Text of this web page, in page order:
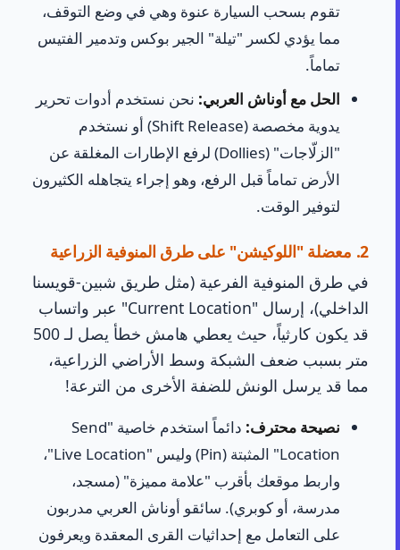
تقوم بسحب السيارة عنوة وهي في وضع التوقف،
مما يؤدي لكسر "تيلة" الجير بوكس وتدمير الفتيس
تماماً.
الحل مع أوناش العربي: نحن نستخدم أدوات تحرير
يدوية مخصصة (Shift Release) أو نستخدم
"الزلّاجات" (Dollies) لرفع الإطارات المغلقة عن
الأرض تماماً قبل الرفع، وهو إجراء يتجاهله الكثيرون
لتوفير الوقت.
2. معضلة "اللوكيشن" على طرق المنوفية الزراعية
في طرق المنوفية الفرعية (مثل طريق شبين-قويسنا
الداخلي)، إرسال "Current Location" عبر واتساب
قد يكون كارثياً، حيث يعطي هامش خطأ يصل لـ 500
متر بسبب ضعف الشبكة وسط الأراضي الزراعية،
مما قد يرسل الونش للضفة الأخرى من الترعة!
نصيحة محترف:
دائماً استخدم خاصية "Send
Location" المثبتة (Pin) وليس "Live Location"،
واربط موقعك بأقرب "علامة مميزة" (مسجد،
مدرسة، أو كوبري). سائقو أوناش العربي مدربون
على التعامل مع إحداثيات القرى المعقدة ويعرفون